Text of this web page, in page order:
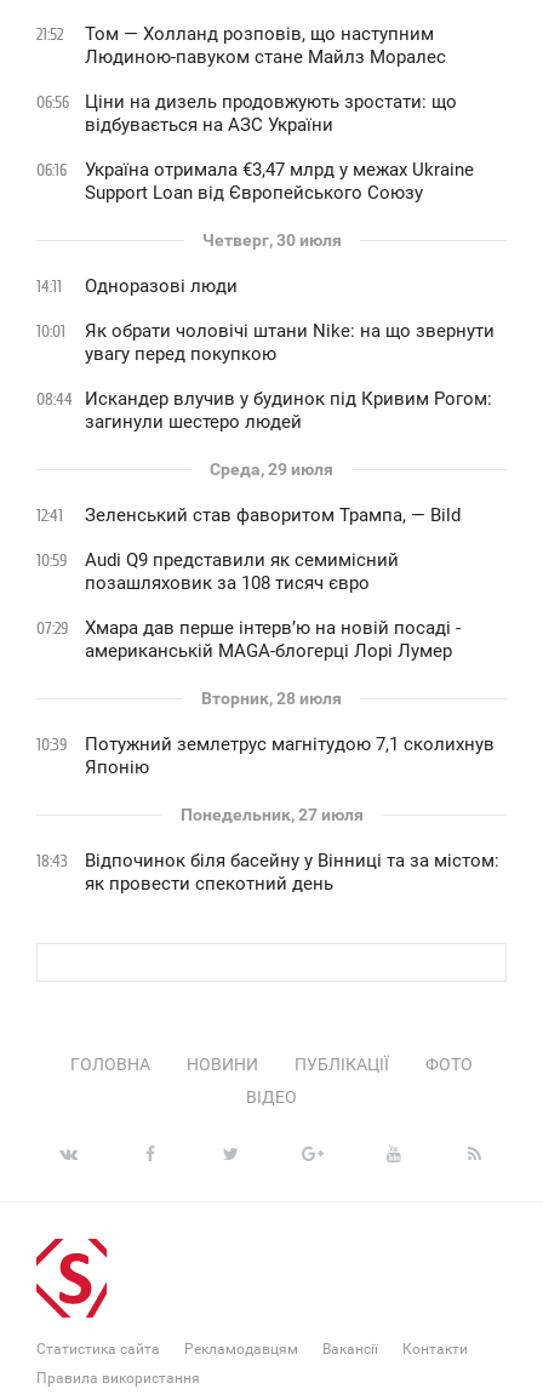
21:52
Том — Холланд розповів, що наступним
Людиною-павуком стане Майлз Моралес
06:56
Ціни на дизель продовжують зростати: що
відбувається на АЗС України
06:16
Україна отримала €3,47 млрд у межах Ukraine
Support Loan від Європейського Союзу
Четверг, 30 июля
14:11 Одноразові люди
10:01
Як обрати чоловічі штани Nike: на що звернути
увагу перед покупкою
08:44
Искандер влучив у будинок під Кривим Рогом:
загинули шестеро людей
Среда, 29 июля
12:41 Зеленський став фаворитом Трампа, — Bild
10:59
Audi Q9 представили як семимісний
позашляховик за 108 тисяч євро
07:29
Хмара дав перше інтервʼю на новій посаді -
американській MAGA-блогерці Лорі Лумер
Вторник, 28 июля
10:39
Потужний землетрус магнітудою 7,1 сколихнув
Японію
Понедельник, 27 июля
18:43
Відпочинок біля басейну у Вінниці та за містом:
як провести спекотний день
ГОЛОВНА НОВИНИ ПУБЛІКАЦІЇ
ФОТО
ВІДЕО
Статистика сайта Рекламодавцям Вакансії
Контакти
Правила використання